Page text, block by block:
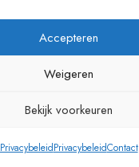
Accepteren
Weigeren
Bekijk voorkeuren
PrivacybeleidPrivacybeleidContact